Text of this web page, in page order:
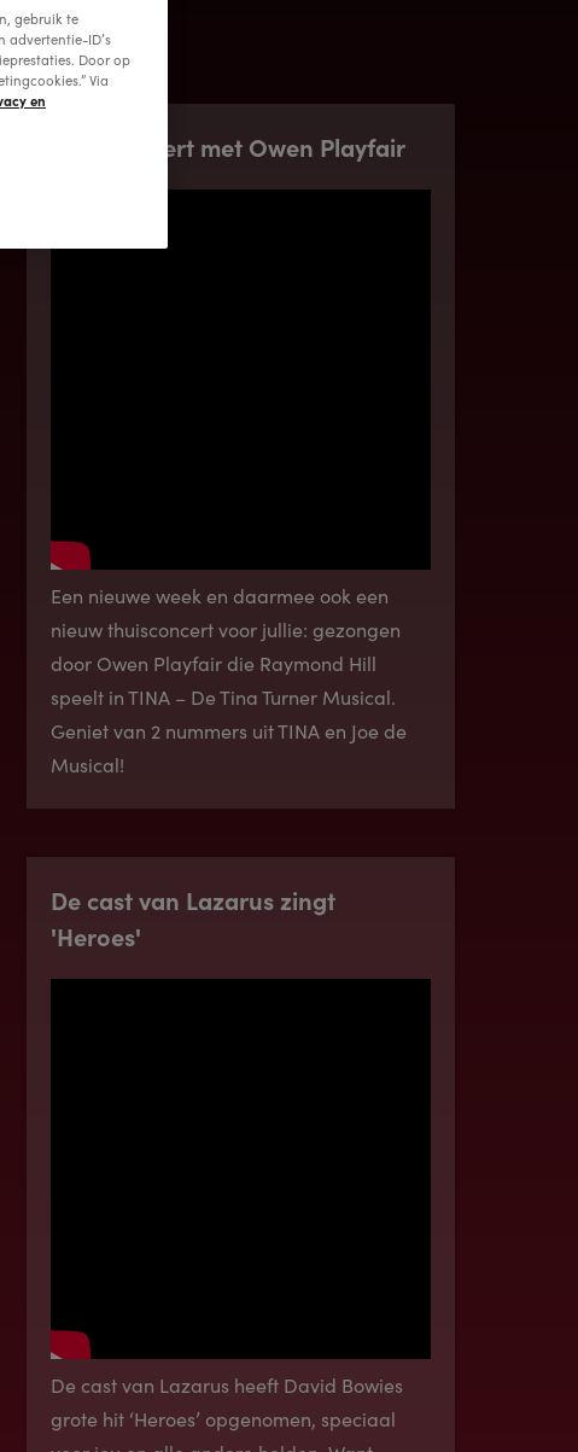
Thuisconcert met Owen Playfair
Een nieuwe week en daarmee ook een
nieuw thuisconcert voor jullie: gezongen
door Owen Playfair die Raymond Hill
speelt in TINA – De Tina Turner Musical.
Geniet van 2 nummers uit TINA en Joe de
Musical!
De cast van Lazarus zingt
'Heroes'
De cast van Lazarus heeft David Bowies
grote hit ‘Heroes’ opgenomen, speciaal
gebruik te
advertentie-ID’s
Door op
Via
en